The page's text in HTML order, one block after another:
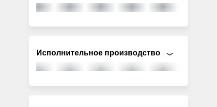
Исполнительное производство